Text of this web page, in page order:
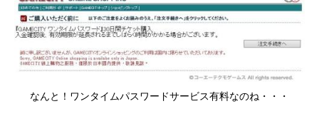
なんと！ワンタイムパスワードサービス有料なのね・・・